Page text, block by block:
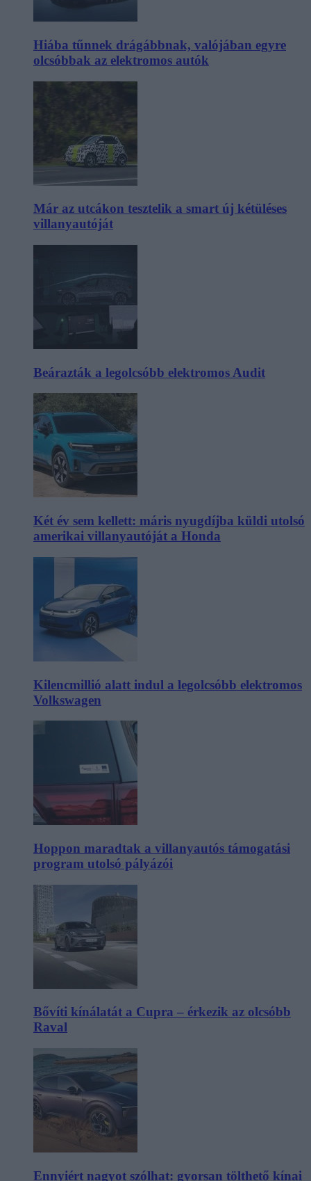
Hiába tűnnek drágábbnak, valójában egyre
olcsóbbak az elektromos autók
Már az utcákon tesztelik a smart új kétüléses
villanyautóját
Beárazták a legolcsóbb elektromos Audit
Két év sem kellett: máris nyugdíjba küldi utolsó
amerikai villanyautóját a Honda
Kilencmillió alatt indul a legolcsóbb elektromos
Volkswagen
Hoppon maradtak a villanyautós támogatási
program utolsó pályázói
Bővíti kínálatát a Cupra – érkezik az olcsóbb
Raval
Ennyiért nagyot szólhat: gyorsan tölthető kínai